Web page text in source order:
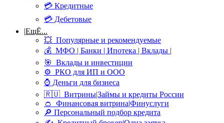
💳 Кредитные
💳 Дебетовые
|ЕщЁ...
💥 Популярные и рекомендуемые
💰 МФО | Банки | Ипотека | Вклады |
🎯 Вклады и инвестиции
⚙ РКО для ИП и ООО
⌚ Деньги для бизнеса
🇷🇺 Витрины|Займы и кредиты России
👛 Финансовая витрина|Финуслуги
🔎 Персональный подбор кредита